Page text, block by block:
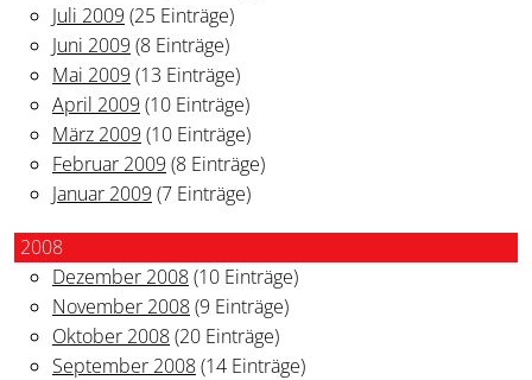
Juli 2009 (25 Einträge)
Juni 2009 (8 Einträge)
Mai 2009 (13 Einträge)
April 2009 (10 Einträge)
März 2009 (10 Einträge)
Februar 2009 (8 Einträge)
Januar 2009 (7 Einträge)
2008
Dezember 2008(10 Einträge)
November 2008(9 Einträge)
Oktober 2008(20 Einträge)
September 2008(14 Einträge)